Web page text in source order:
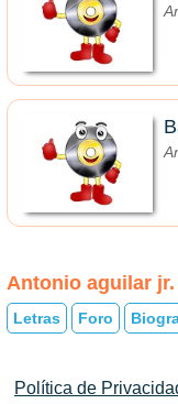
Antonio aguilar
Letras Foro
Política de